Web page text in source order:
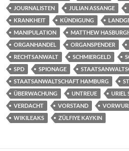
JOURNALISTEN
JULIAN ASSANGE
KRANKHEIT
KÜNDIGUNG
MANIPULATION
MATTHEW
ORGANHANDEL
ORGANSPENDER
RECHTSANWALT
SCHMIERGELD
SPD
SPIONAGE
STAATSANWALTSCHAFT HAMBURG
ÜBERWACHUNG
UNTREUE URIEL
VERDACHT
VORSTAND
WIKILEAKS
ZÜLFIYE KAYKIN